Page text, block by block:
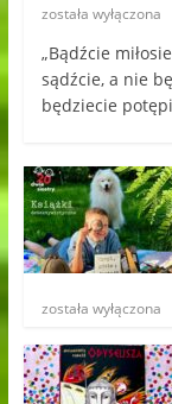
została wyłączona
„Bądźcie
sądźcie, a nie
będziecie
została wyłączona